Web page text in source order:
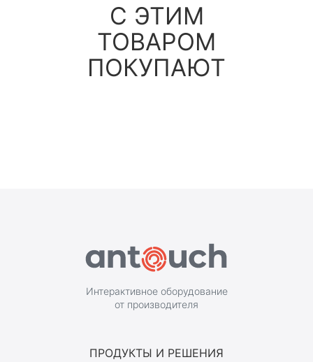
С ЭТИМ
ТОВАРОМ
ПОКУПАЮТ
Интерактивное оборудование
от производителя
ПРОДУКТЫ И РЕШЕНИЯ